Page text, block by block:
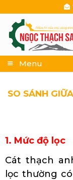
Menu
SO SÁNH
1. Mức độ lọc
Cát thạch
lọc thường